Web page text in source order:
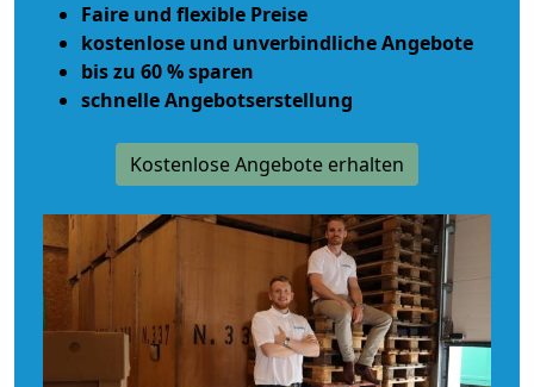
Faire und flexible Preise
kostenlose und unverbindliche Angebote
bis zu 60 % sparen
schnelle Angebotserstellung
Kostenlose Angebote erhalten